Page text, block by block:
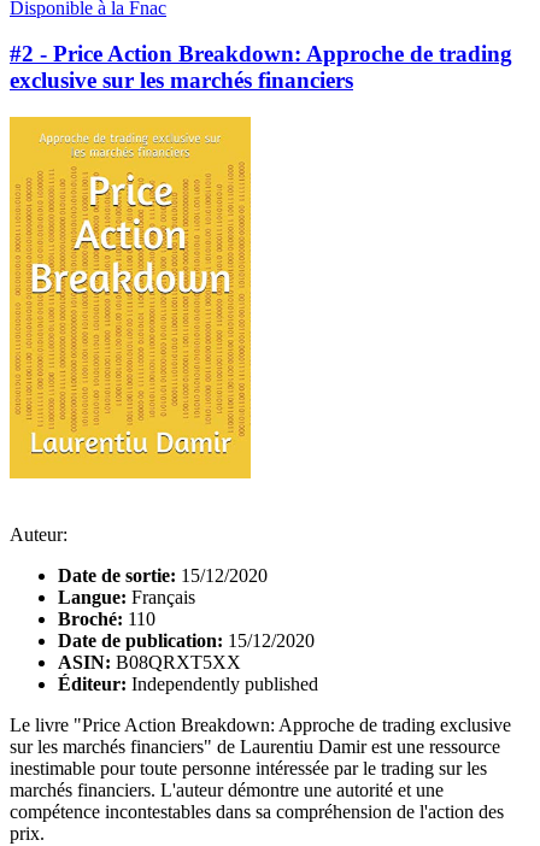
Disponible à la Fnac
#2 - Price Action Breakdown: Approche de trading
exclusive sur les marchés financiers
Auteur:
Date de sortie: 15/12/2020
Langue: Français
Broché: 110
Date de publication: 15/12/2020
ASIN: B08QRXT5XX
Éditeur: Independently published
Le livre "Price Action Breakdown: Approche de trading exclusive
sur les marchés financiers" de Laurentiu Damir est une ressource
inestimable pour toute personne intéressée par le trading sur les
marchés financiers. L'auteur démontre une autorité et une
compétence incontestables dans sa compréhension de l'action des
prix.